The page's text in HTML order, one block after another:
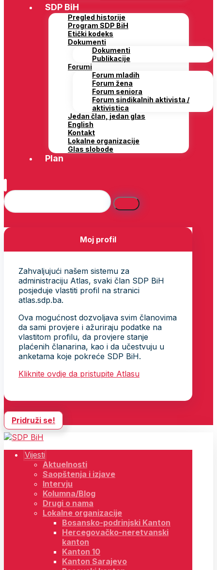
SDP BiH
Pregled historije
Program SDP BiH
Etički kodeks
Dokumenti
Dokumenti
Publikacije
Forumi
Forum mladih
Forum žena
Forum seniora
Forum sindikalnih aktivista /
aktivistica
Jedan član, jedan glas
English
Kontakt
Lokalne organizacije
Glas slobode
Plan
Moj profil
Zahvaljujući našem sistemu za
administraciju Atlas, svaki član SDP BiH
posjeduje vlastiti profil na stranici
atlas.sdp.ba.
Ova mogućnost dozvoljava svim članovima
da sami provjere i ažuriraju podatke na
vlastitom profilu, da provjere stanje
plaćenih članarina, kao i da učestvuju u
anketama koje pokreće SDP BiH.
Kliknite ovdje da pristupite Atlasu
Pridruži se!
Vijesti
Aktuelnosti
Saopštenja i izjave
Intervju
Kolumna/Blog
Drugi o nama
Lokalne organizacije
Bosansko-podrinjski Kanton
Hercegovačko-neretvanski
kanton
Kanton 10
Kanton Sarajevo